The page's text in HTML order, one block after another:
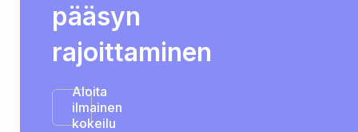
pääsyn
rajoittaminen
Aloita
ilmainen
kokeilu